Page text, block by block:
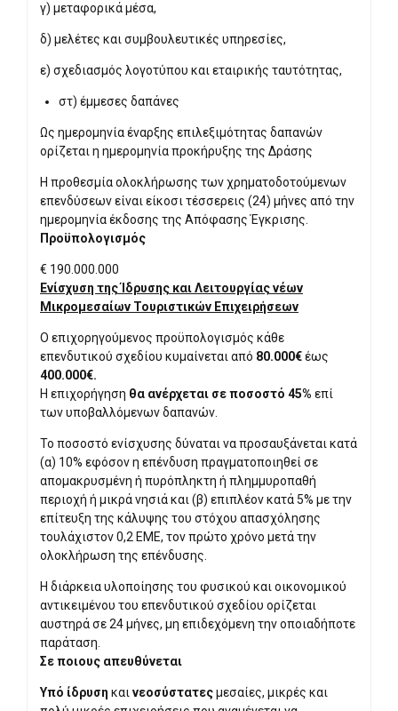
γ) μεταφορικά μέσα,
δ) μελέτες και συμβουλευτικές υπηρεσίες,
ε) σχεδιασμός λογοτύπου και εταιρικής ταυτότητας,
στ) έμμεσες δαπάνες
Ως ημερομηνία έναρξης επιλεξιμότητας δαπανών
ορίζεται η ημερομηνία προκήρυξης της Δράσης
Η προθεσμία ολοκλήρωσης των χρηματοδοτούμενων
επενδύσεων είναι είκοσι τέσσερεις (24) μήνες από την
ημερομηνία έκδοσης της Απόφασης Έγκρισης.
Προϋπολογισμός
€ 190.000.000
Ενίσχυση της Ίδρυσης και Λειτουργίας νέων
Μικρομεσαίων Τουριστικών Επιχειρήσεων
Ο επιχορηγούμενος προϋπολογισμός κάθε
επενδυτικού σχεδίου κυμαίνεται από 80.000€έως
400.000€.
Η επιχορήγηση θα ανέρχεται σε ποσοστό 45% επί
των υποβαλλόμενων δαπανών.
Το ποσοστό ενίσχυσης δύναται να προσαυξάνεται κατά
(α) 10% εφόσον η επένδυση πραγματοποιηθεί σε
απομακρυσμένη ή πυρόπληκτη ή πλημμυροπαθή
περιοχή ή μικρά νησιά και (β) επιπλέον κατά 5% με την
επίτευξη της κάλυψης του στόχου απασχόλησης
τουλάχιστον 0,2 ΕΜΕ, τον πρώτο χρόνο μετά την
ολοκλήρωση της επένδυσης.
Η διάρκεια υλοποίησης του φυσικού και οικονομικού
αντικειμένου του επενδυτικού σχεδίου ορίζεται
αυστηρά σε 24 μήνες, μη επιδεχόμενη την οποιαδήποτε
παράταση.
Σε ποιους απευθύνεται
Υπό ίδρυση και νεοσύστατεςμεσαίες, μικρές και